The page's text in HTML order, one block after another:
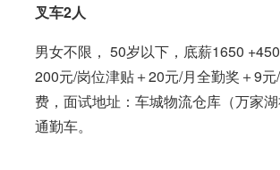
叉车2人
男女不限， 50岁以下，底薪1650
200元/岗位津贴＋20元/月全勤奖＋9
费，面试地址：车城物流仓库（万家
通勤车。